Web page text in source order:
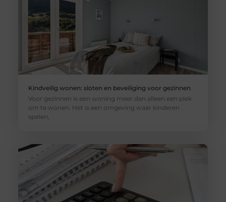
Kindveilig wonen: sloten en beveiliging voor gezinnen
Voor gezinnen is een woning meer dan alleen een plek
om te wonen. Het is een omgeving waar kinderen
spelen,